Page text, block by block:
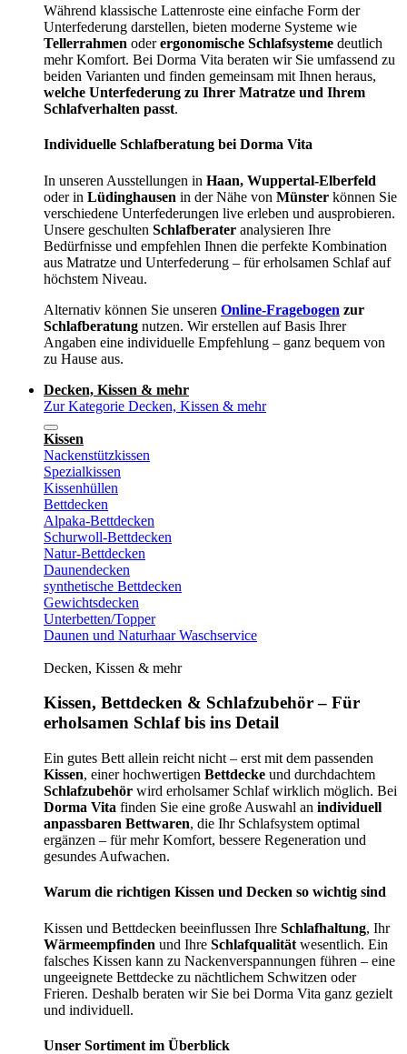
Während klassische Lattenroste eine einfache Form der
Unterfederung darstellen, bieten moderne Systeme wie
Tellerrahmen oderergonomische Schlafsysteme deutlich
mehr Komfort. Bei Dorma Vita beraten wir Sie umfassend zu
beiden Varianten und finden gemeinsam mit Ihnen heraus,
welche Unterfederung zu Ihrer Matratze und Ihrem
Schlafverhalten passt.
Individuelle Schlafberatung bei Dorma Vita
In unseren Ausstellungen in Haan, Wuppertal-Elberfeld
oder in Lüdinghausen in der Nähe von Münster können Sie
verschiedene Unterfederungen live erleben und ausprobieren.
Unsere geschulten Schlafberater analysieren Ihre
Bedürfnisse und empfehlen Ihnen die perfekte Kombination
aus Matratze und Unterfederung – für erholsamen Schlaf auf
höchstem Niveau.
Alternativ können Sie unseren Online-Fragebogen zur
Schlafberatung nutzen. Wir erstellen auf Basis Ihrer
Angaben eine individuelle Empfehlung – ganz bequem von
zu Hause aus.
Decken, Kissen & mehr
Zur Kategorie Decken, Kissen & mehr
Kissen
Nackenstützkissen
Spezialkissen
Kissenhüllen
Bettdecken
Alpaka-Bettdecken
Schurwoll-Bettdecken
Natur-Bettdecken
Daunendecken
synthetische Bettdecken
Gewichtsdecken
Unterbetten/Topper
Daunen und Naturhaar Waschservice
Decken, Kissen & mehr
Kissen, Bettdecken & Schlafzubehör – Für
erholsamen Schlaf bis ins Detail
Ein gutes Bett allein reicht nicht – erst mit dem passenden
Kissen, einer hochwertigen Bettdecke und durchdachtem
Schlafzubehör wird erholsamer Schlaf wirklich möglich. Bei
Dorma Vita finden Sie eine große Auswahl an individuell
anpassbaren Bettwaren, die Ihr Schlafsystem optimal
ergänzen – für mehr Komfort, bessere Regeneration und
gesundes Aufwachen.
Warum die richtigen Kissen und Decken so wichtig sind
Kissen und Bettdecken beeinflussen Ihre Schlafhaltung, Ihr
Wärmeempfinden und Ihre Schlafqualität wesentlich. Ein
falsches Kissen kann zu Nackenverspannungen führen – eine
ungeeignete Bettdecke zu nächtlichem Schwitzen oder
Frieren. Deshalb beraten wir Sie bei Dorma Vita ganz gezielt
und individuell.
Unser Sortiment im Überblick